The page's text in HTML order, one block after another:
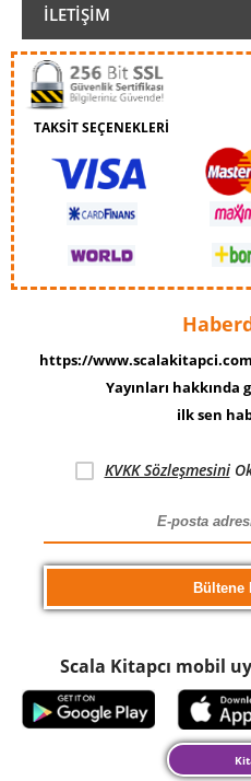
İLETIŞIM
TAKSİT SEÇENEKLERİ
https://
Yayınları
ilk sen
KVKK Sözleşmesini
Scala Kitapcı mobil